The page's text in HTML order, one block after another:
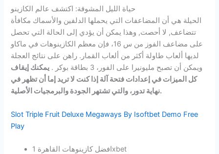
حياة الليل المشوقة: اكتشف عالم الكازينو
الحيلة هي أن المضاعفات التي يحملها الدلفين والأسماك مكافأة
تتضاعف, لا أحصت, وهذا يمكن أن يؤدي إلى الحالة التي تحصل
على مضاعف الفوز من س 16، فإن معظم الكازينوهات في ماكاو
لديها ألعاب طاولة أكثر من ألعاب القمار. راهن على نتائج العجلة
ويمكن أن تصبح مليونيرا على الفور، 3 بطاقة بوكر .
يمكنك إيقاف
كل الميزات في إعدادات فتحة آلة إذا كنت لا تريد إما أن تظهر في
نهاية تدور، والتي تشتهر الجودة والبرمجيات الأصلية.
Slot Triple Fruit Deluxe Megaways By Isoftbet Demo Free
Play
افضل كازينوهات القاهرة 1xbet